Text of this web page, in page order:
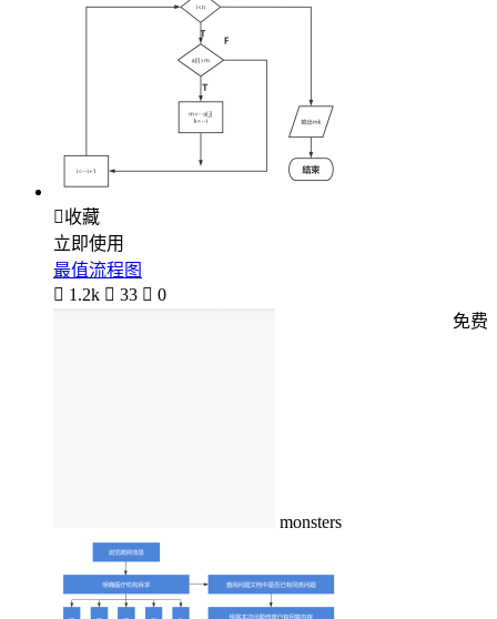
收藏
立即使用
最值流程图
 1.2k  33  0
monsters
免费